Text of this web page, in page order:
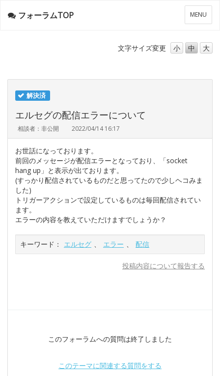
メ
ニ
ー
MENU
フォーラムTOP
文字サイズ変更 小 中 大
解決済
エルセグの配信エラーについて
相談者：非公開 2022/04/14 16:17
お世話になっております。
前回のメッセージが配信エラーとなっており、「socket
hang up」と表示が出ております。
(すっかり配信されているものだと思ってたので少しヘコみま
した)
トリガーアクションで設定しているものは毎回配信されてい
ます。
エラーの内容を教えていただけますでしょうか？
キーワード： エルセグ 、 エラー 、 配信
投稿内容について報告する
このフォーラムへの質問は終了しました
このテーマに関連する質問をする